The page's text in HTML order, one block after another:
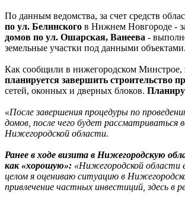
По данным ведомства, за счет средств
по ул. Белинского в Нижнем Новгороде -
домов по ул. Ошарская, Ванеева -
земельные участки под данными объектами.
Как сообщили в нижегородском Минстрое,
планируется завершить строительство
сетей, оконных и дверных блоков.
«После завершения процедуры по
домов, после чего будет
Нижегородской области.
Ранее в ходе визита в Нижегородскую
как «хорошую»: «Нижегородской области
целом я оцениваю ситуацию в
привлечение частных инвестиций, здесь в